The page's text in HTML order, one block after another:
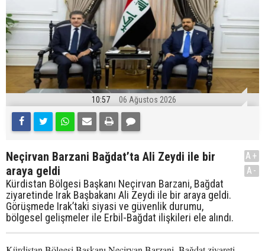
10:57 06 Ağustos 2026
Neçirvan Barzani Bağdat’ta Ali Zeydi ile bir
araya geldi
Kürdistan Bölgesi Başkanı Neçirvan Barzani, Bağdat
ziyaretinde Irak Başbakanı Ali Zeydi ile bir araya geldi.
Görüşmede Irak’taki siyasi ve güvenlik durumu,
bölgesel gelişmeler ile Erbil-Bağdat ilişkileri ele alındı.
A+
A-